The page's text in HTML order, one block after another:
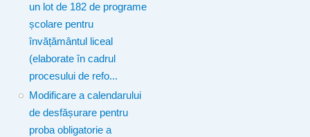
un lot de 182 de programe
școlare pentru
învățământul liceal
(elaborate în cadrul
procesului de refo...
Modificare a calendarului
de desfășurare pentru
proba obligatorie a